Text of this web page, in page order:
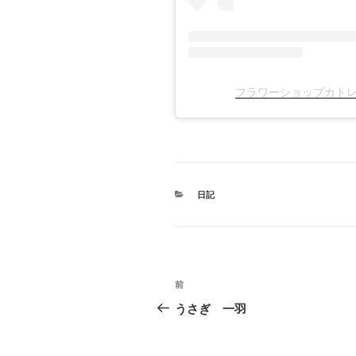
フラワーショップカト
カ
日記
投
稿
前
の
前
うさぎ 一羽